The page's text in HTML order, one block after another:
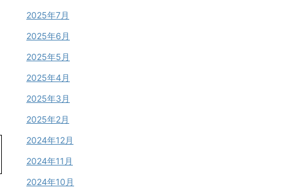
2025年7月
2025年6月
2025年5月
2025年4月
2025年3月
2025年2月
2024年12月
2024年11月
2024年10月